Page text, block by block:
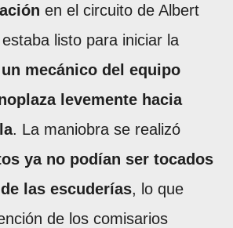
en el circuito de Albert
listo para iniciar la
un mecánico del equipo
levemente hacia
. La maniobra se realizó
ya no podían ser tocados
las escuderías, lo que
de los comisarios